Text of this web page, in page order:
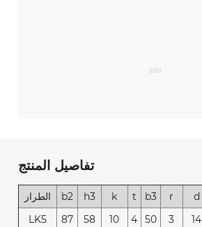
تفاصيل المنتج
الطراز b2 h3 k t b3 r d
LK5
87 58 10 4 50 3 14